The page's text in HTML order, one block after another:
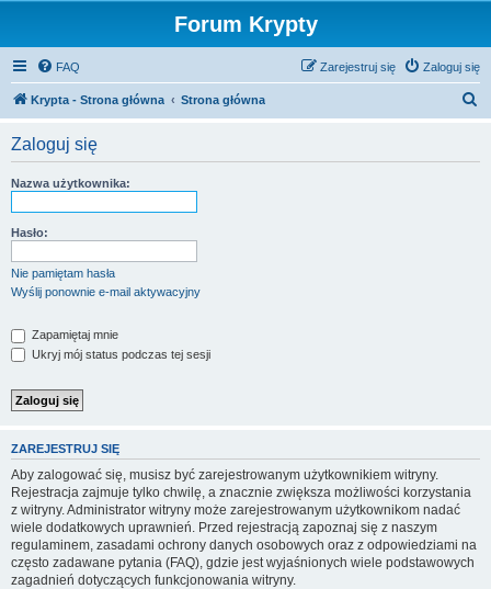
Forum Krypty
FAQ Zaloguj się
Zarejestruj się
Krypta - Strona główna Strona główna
Zaloguj się
Nazwa użytkownika:
Hasło:
Nie pamiętam hasła
Wyślij ponownie e-mail aktywacyjny
Zapamiętaj mnie
Ukryj mój status podczas tej sesji
ZAREJESTRUJ SIĘ
Aby zalogować się, musisz być zarejestrowanym użytkownikiem witryny.
Rejestracja zajmuje tylko chwilę, a znacznie zwiększa możliwości korzystania
z witryny. Administrator witryny może zarejestrowanym użytkownikom nadać
wiele dodatkowych uprawnień. Przed rejestracją zapoznaj się z naszym
regulaminem, zasadami ochrony danych osobowych oraz z odpowiedziami na
często zadawane pytania (FAQ), gdzie jest wyjaśnionych wiele podstawowych
zagadnień dotyczących funkcjonowania witryny.